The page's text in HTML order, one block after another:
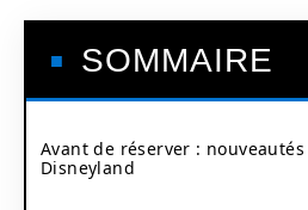
SOMMAIRE
Avant de réserver :
Disneyland